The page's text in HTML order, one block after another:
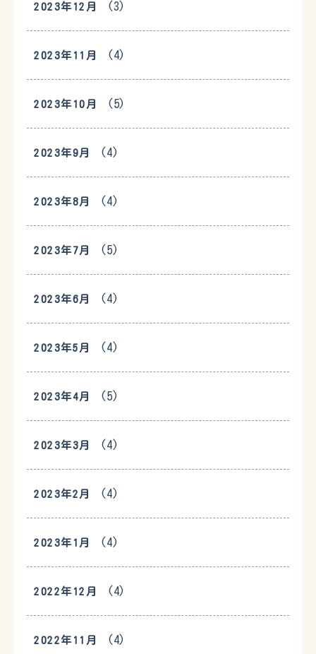
2023年12月 (3)
2023年11月 (4)
2023年10月 (5)
2023年9月 (4)
2023年8月 (4)
2023年7月 (5)
2023年6月 (4)
2023年5月 (4)
2023年4月 (5)
2023年3月 (4)
2023年2月 (4)
2023年1月 (4)
2022年12月 (4)
2022年11月 (4)